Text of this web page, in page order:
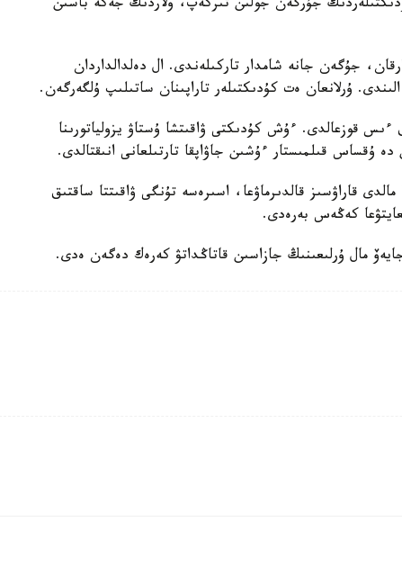
جۇرگەن جولىن تىركەپ، ولاردىڭ جەكە باسىن
جۇگەن جانە شامدار تاركىلەندى. ال دەلدالداردان
ۇرلانعان ەت كۇدىكتىلەر تاراپىنان ساتىلىپ ۇلگەرگەن.
ءىس قوزعالدى. ءۇش كۇدىكتى ۋاقىتشا ۇستاۋ يزولياتورىنا
ۇقساس قىلمىستار ءۇشىن جاۋاپقا تارتىلعانى انىقتالدى.
مالدى قاراۋسىز قالدىرماۋعا، اسىرەسە تۇنگى ۋاقىتتا ساقتىق
كەڭەس بەرەدى.
مال ۇرلىعىنىڭ جازاسىن قاتاڭداتۋ كەرەك دەگەن ەدى.